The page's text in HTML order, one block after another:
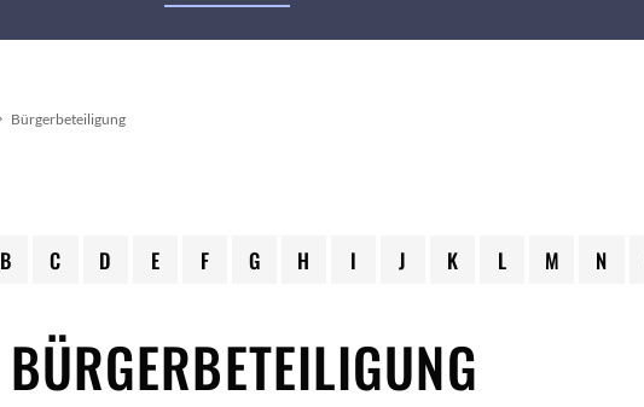
Bürgerbeteiligung
B C D E F G H I J K L M N
BÜRGERBETEILIGUNG